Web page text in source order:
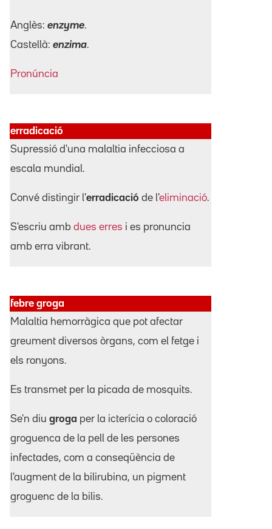
Anglès: enzyme.
Castellà: enzima.
Pronúncia
erradicació
Supressió d'una malaltia infecciosa a
escala mundial.
Convé distingir l'erradicació de l'eliminació.
S'escriu amb dues erres i es pronuncia
amb erra vibrant.
febre groga
Malaltia hemorràgica que pot afectar
greument diversos òrgans, com el fetge i
els ronyons.
Es transmet per la picada de mosquits.
Se'n diu groga per la icterícia o coloració
groguenca de la pell de les persones
infectades, com a conseqüència de
l'augment de la bilirubina, un pigment
groguenc de la bilis.